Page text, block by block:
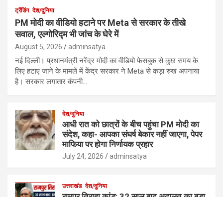
ट्रेंडिंग देश/दुनिया
PM मोदी का वीडियो हटाने पर Meta से सरकार के तीखे
सवाल, एल्गोरिद्म भी जांच के घेरे में
August 5, 2026 adminsatya
नई दिल्ली। प्रधानमंत्री नरेंद्र मोदी का वीडियो फेसबुक से कुछ समय के
लिए हटाए जाने के मामले में केंद्र सरकार ने Meta से कड़ा रुख अपनाया
है। सरकार लगातार कंपनी…
देश/दुनिया
आधी रात को छात्रों के बीच पहुंचा PM मोदी का
संदेश, कहा- आपका संघर्ष बेकार नहीं जाएगा, पेपर
माफिया पर होगा निर्णायक प्रहार
July 24, 2026 adminsatya
उत्तराखंड देश/दुनिया